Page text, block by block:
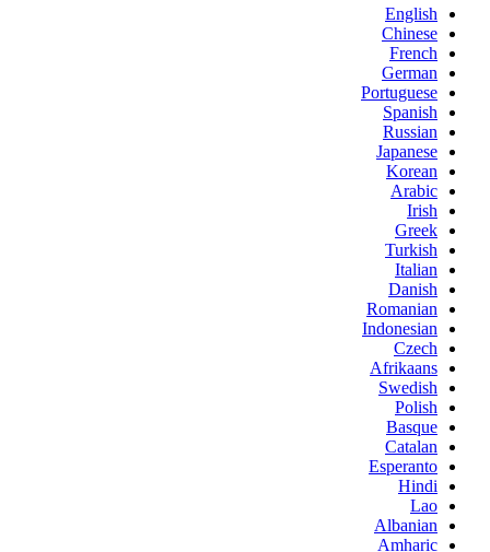
English
Chinese
French
German
Portuguese
Spanish
Russian
Japanese
Korean
Arabic
Irish
Greek
Turkish
Italian
Danish
Romanian
Indonesian
Czech
Afrikaans
Swedish
Polish
Basque
Catalan
Esperanto
Hindi
Lao
Albanian
Amharic